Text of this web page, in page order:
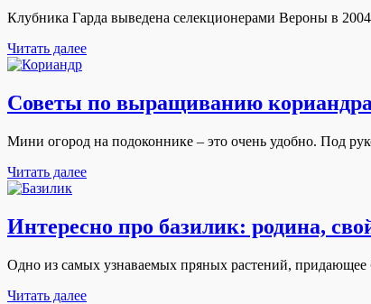
Клубника Гарда выведена селекционерами Вероны в
Читать далее
Советы по выращиванию
Мини огород на подоконнике – это очень удобно. Под
Читать далее
Интересно про базилик: родина,
Одно из самых узнаваемых пряных растений,
Читать далее